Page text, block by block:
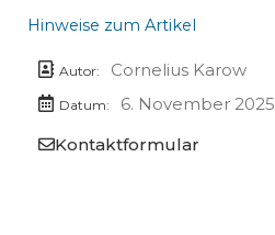
Hinweise zum Artikel
Autor: Cornelius Karow
Datum:
6. November 2025
Kontaktformular